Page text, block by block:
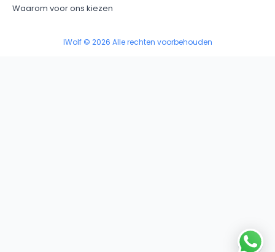
Waarom voor ons kiezen
IWolf © 2026 Alle rechten voorbehouden